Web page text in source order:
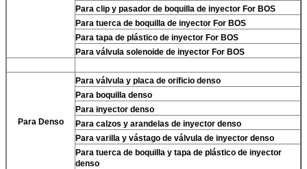
Para clip y pasador de boquilla de inyector For BOS
Para tuerca de boquilla de inyector For BOS
Para tapa de plástico de inyector For BOS
Para válvula solenoide de inyector For BOS
Para Denso
Para válvula y placa de orificio denso
Para boquilla denso
Para inyector denso
Para calzos y arandelas de inyector denso
Para varilla y vástago de válvula de inyector denso
Para tuerca de boquilla y tapa de plástico de inyector
denso